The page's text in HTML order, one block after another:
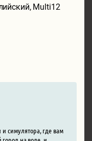
Multi12
и симулятора, где вам